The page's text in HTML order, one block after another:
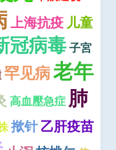
上海抗疫儿童
冠病毒 子宮
罕见病老年
高血壓急症 肺
揿针乙肝疫苗